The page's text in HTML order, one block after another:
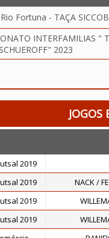
Fortuna - TAÇA SICCOB
INTERFAMILIAS "
2023
JOGOS
2019
2019 NACK /
2019
2019